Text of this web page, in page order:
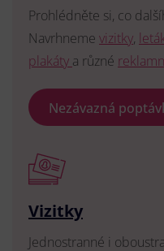
Prohlédněte si, co
Navrhneme vizitky,
plakáty a různé
Nezávazná
Vizitky
Jednostranné i